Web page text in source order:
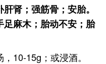
肾；强筋骨；安胎。
麻木；胎动不安；胎
10-15g；或浸酒。